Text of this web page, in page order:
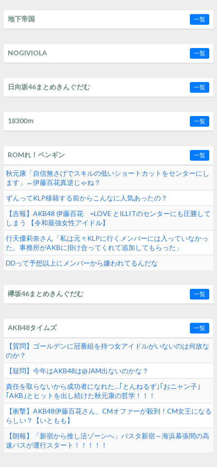
地下帝国 一覧
NOGIVIOLA 一覧
日向坂46まとめきんぐだむ 一覧
18300ｍ 一覧
ROMれ！ペンギン 一覧
秋元康「自信無さげでスキルの低いショートカットをセンターにし
ます」←伊藤百花真逆じゃね？
ずんってKLP移籍する前からこんなに人気あったの？
【吉報】AKB48 伊藤百花 =LOVE とILLITのセンターにも圧勝して
しまう 【令和最強女性アイドル】
行天優莉奈さん「私は元々KLPに行くメンバーには入っていなかっ
た。事務所がAKBに掛け合ってくれて追加してもらった」
DDって予想以上にメンバーから嫌われてるんだな
欅坂46まとめきんぐだむ 一覧
AKB48タイムズ 一覧
【質問】ゴールデンに冠番組を持つ女アイドルがいないのは何故な
のか？
【疑問】今年はAKB48は@JAM出ないのかな？
責任を取らないから成功者になれた…｢とんねるず｣｢おニャン子｣
｢AKB｣とヒットを出し続けた秋元康の哲学！！！
【衝撃】AKB48伊藤百花さん、CMオファーが殺到！CM女王になる
らしい？【いともも】
【朗報】「新宿から推し活ゾーンへ」バスタ新宿～海浜幕張間の高
速バスが運行スタート！！！！！